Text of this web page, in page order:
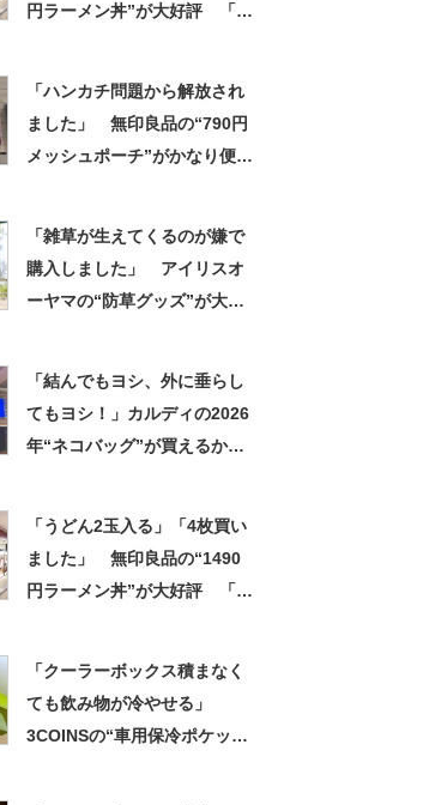
円ラーメン丼”が大好評 「適
「ハンカチ問題から解放され
ました」 無印良品の“790円
メッシュポーチ”がかなり便
「雑草が生えてくるのが嫌で
購入しました」 アイリスオ
ーヤマの“防草グッズ”が大人
「結んでもヨシ、外に垂らし
てもヨシ！」カルディの2026
年“ネコバッグ”が買えるか
「うどん2玉入る」「4枚買い
ました」 無印良品の“1490
円ラーメン丼”が大好評 「適
「クーラーボックス積まなく
ても飲み物が冷やせる」
3COINSの“車用保冷ポケッ